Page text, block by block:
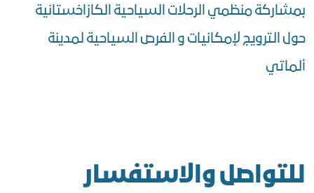
بمشاركة منظمي الرحلات السياحية الكازاخستانية
حول الترويج لإمكانيات و الفرص السياحية لمدينة
ألماتي
للتواصل والاستفسار